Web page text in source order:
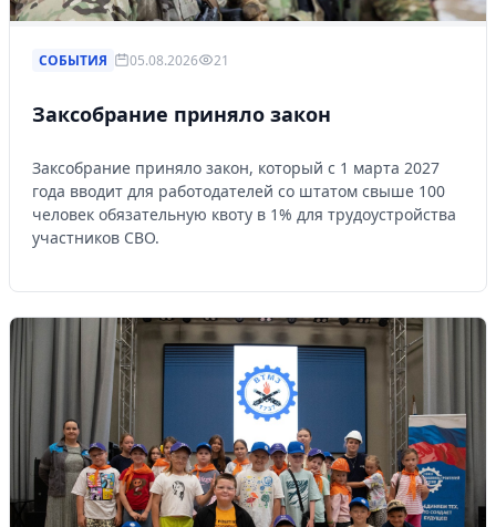
СОБЫТИЯ 05.08.2026 21
Заксобрание приняло закон
Заксобрание приняло закон, который с 1 марта 2027
года вводит для работодателей со штатом свыше 100
человек обязательную квоту в 1% для трудоустройства
участников СВО.